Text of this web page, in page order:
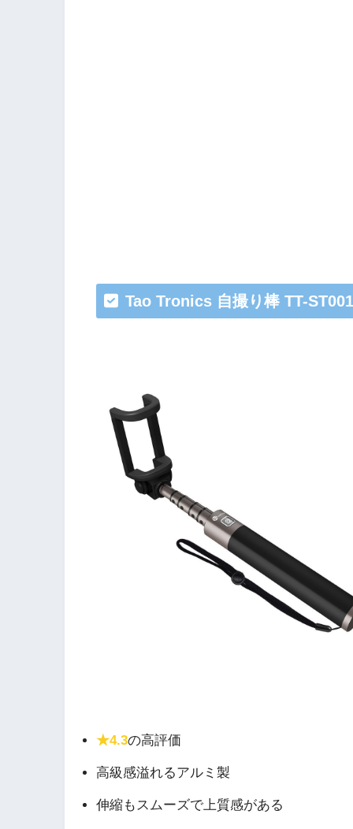
Tao Tronics 自撮り棒 TT-ST001
★4.3の高評価
高級感溢れるアルミ製
伸縮もスムーズで上質感がある